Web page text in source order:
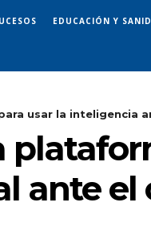
EDUCACIÓN Y
usar la inteligencia
ante el